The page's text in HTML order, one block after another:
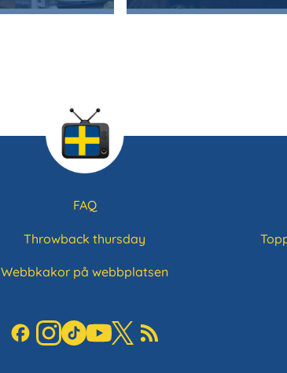
FAQ
Throwback thursday
Webbkakor på webbplatsen